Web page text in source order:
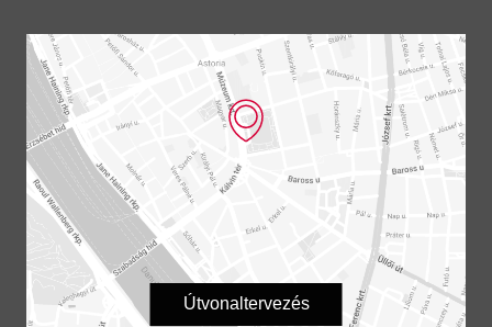
Útvonaltervezés